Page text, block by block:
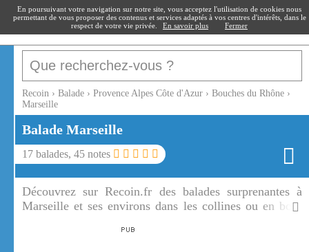
recoin.fr
Recoin › Balade › Provence Alpes Côte d'Azur › Bouches du Rhône ›
Marseille
Balade Marseille
17 balades, 45 notes
Découvrez sur Recoin.fr des balades surprenantes à
Marseille et ses environs dans les collines ou en bord
En poursuivant votre navigation sur notre site, vous acceptez l'utilisation de cookies nous
permettant de vous proposer des contenus et services adaptés à vos centres d'intérêts, dans le
respect de votre vie privée.
En savoir plus Fermer